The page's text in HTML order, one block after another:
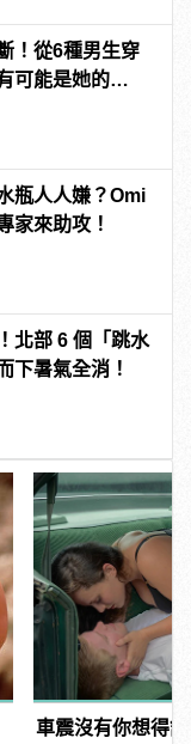
！從6種男生穿
可能是她的
瓶人人嫌？Omi
家來助攻！
北部 6 個「跳水
下暑氣全消！
車震沒有你想得